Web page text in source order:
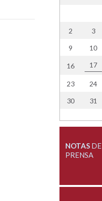
2 3
9 10
16 17
23 24
30 31
NOTASDE
PRENSA